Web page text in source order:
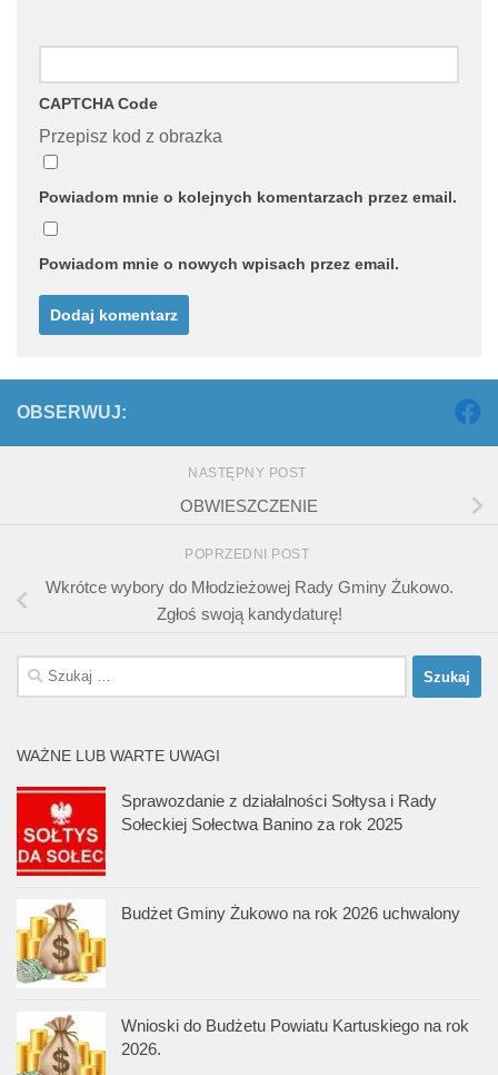
CAPTCHA Code
Przepisz kod z obrazka
Powiadom mnie o kolejnych komentarzach przez email.
Powiadom mnie o nowych wpisach przez email.
OBSERWUJ:
NASTĘPNY POST
OBWIESZCZENIE
POPRZEDNI POST
Wkrótce wybory do Młodzieżowej Rady Gminy Żukowo.
Zgłoś swoją kandydaturę!
Szukaj:
WAŻNE LUB WARTE UWAGI
Sprawozdanie z działalności Sołtysa i Rady
Sołeckiej Sołectwa Banino za rok 2025
Budżet Gminy Żukowo na rok 2026 uchwalony
Wnioski do Budżetu Powiatu Kartuskiego na rok
2026.